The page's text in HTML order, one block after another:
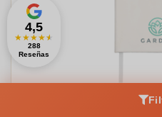
4,5
★★★★★
288
Reseñas